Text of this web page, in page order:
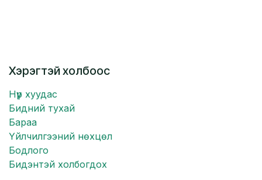
Хэрэгтэй холбоос
Нүүр хуудас
Бидний тухай
Бараа
Үйлчилгээний нөхцөл
Бодлого
Бидэнтэй холбогдох